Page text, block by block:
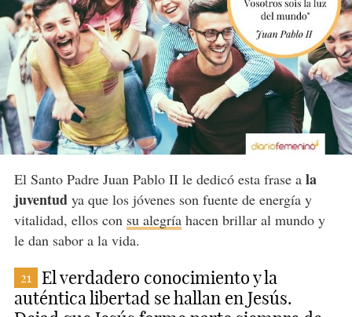
El Santo Padre Juan Pablo II le dedicó esta frase ala
juventud ya que los jóvenes son fuente de energía y
vitalidad, ellos con su alegríahacen brillar al mundo y
le dan sabor a la vida.
21
El verdadero conocimiento y la
auténtica libertad se hallan en Jesús.